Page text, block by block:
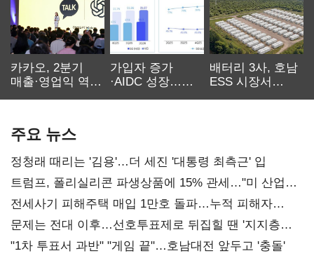
카카오, 2분기
매출·영업익 역대
가입자 증가
·AIDC 성장…
배터리 3사, 호남
ESS 시장서
주요 뉴스
정청래 때리는 '김용'…더 세진 '대통령 최측근' 입
트럼프, 폴리실리콘 파생상품에 15% 관세…"미 산업
재건"
전세사기 피해주택 매입 1만호 돌파…누적 피해자
4만278명
문제는 전대 이후…선호투표제로 뒤집힐 땐 '지지층
불복'
"1차 투표서 과반" "게임 끝"…호남대전 앞두고 '충돌'